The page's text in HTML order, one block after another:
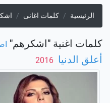
الرئيسية كلمات اغانى
كلمات اغنية "اشكرهم"
أعلق الدنيا